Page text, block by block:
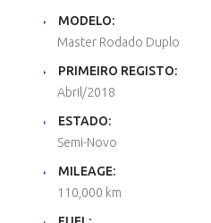
MODELO:
Master Rodado Duplo
PRIMEIRO REGISTO:
Abril /2018
ESTADO:
Semi-Novo
MILEAGE:
110,000 km